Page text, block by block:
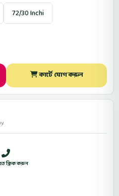
72/30 Inchi
কার্টে যোগ করুন
ক্লিক করুন